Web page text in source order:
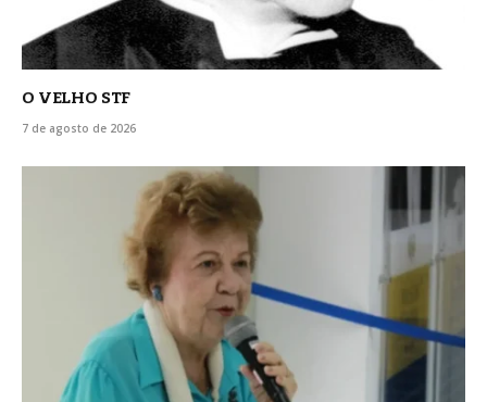
O VELHO STF
7 de agosto de 2026